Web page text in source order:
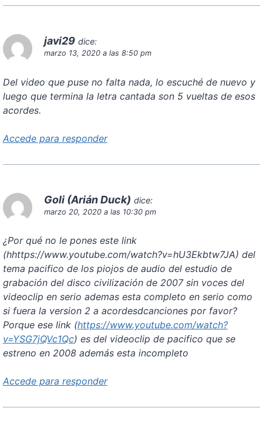
javi29 dice:
marzo 13, 2020 a las 8:50 pm
Del video que puse no falta nada, lo escuché de nuevo y
luego que termina la letra cantada son 5 vueltas de esos
acordes.
Accede para responder
Goli (Arián Duck) dice:
marzo 20, 2020 a las 10:30 pm
¿Por qué no le pones este link
(hhttps://www.youtube.com/watch?v=hU3Ekbtw7JA) del
tema pacifico de los piojos de audio del estudio de
grabación del disco civilización de 2007 sin voces del
videoclip en serio ademas esta completo en serio como
si fuera la version 2 a acordesdcanciones por favor?
Porque ese link (https://www.youtube.com/watch?
v=YSG7jQVc1Qc) es del videoclip de pacifico que se
estreno en 2008 además esta incompleto
Accede para responder